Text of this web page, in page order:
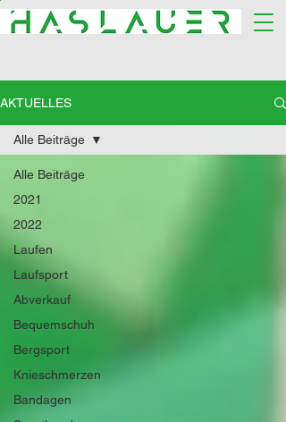
AKTUELLES
Alle Beiträge
2021
2022
Laufen
Laufsport
Abverkauf
Bequemschuh
Bergsport
Knieschmerzen
Bandagen
Alle Beiträge